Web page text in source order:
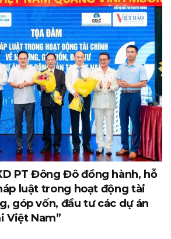
PT Đông Đô đồng hành, hỗ
luật trong hoạt động tài
góp vốn, đầu tư các dự án
Việt Nam”